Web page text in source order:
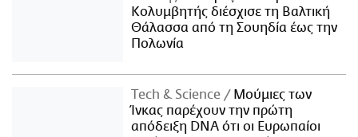
Κολυμβητής διέσχισε τη Βαλτική
Θάλασσα από τη Σουηδία έως την
Πολωνία
Τech & Science
Μούμιες των
Ίνκας παρέχουν την πρώτη
απόδειξη DNA ότι οι Ευρωπαίοι